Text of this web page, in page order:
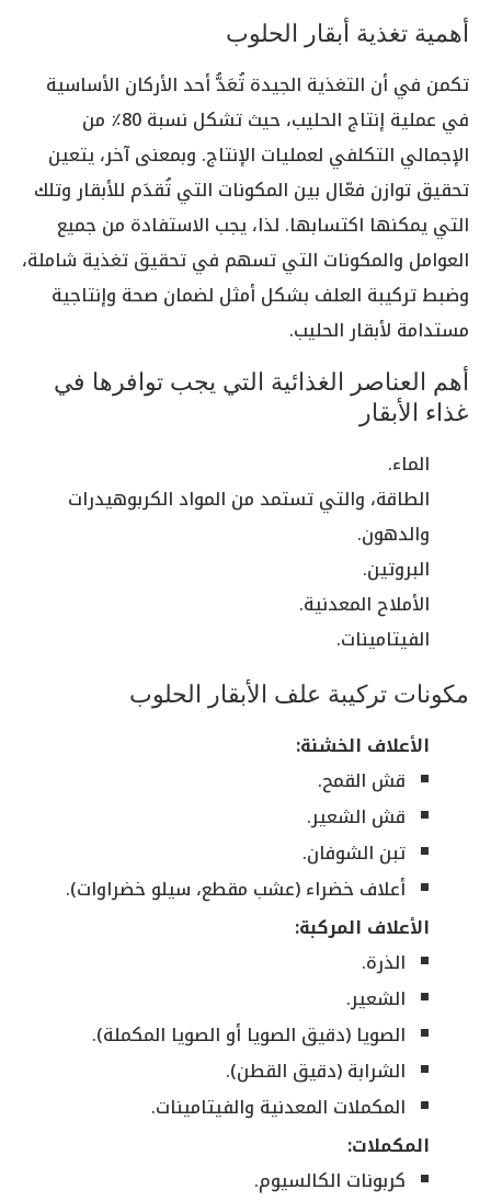
أهمية تغذية أبقار الحلوب
تكمن في أن التغذية الجيدة تُعَدُّ أحد الأركان الأساسية
في عملية إنتاج الحليب، حيث تشكل نسبة 80٪ من
الإجمالي التكلفي لعمليات الإنتاج. وبمعنى آخر، يتعين
تحقيق توازن فعّال بين المكونات التي تُقدَم للأبقار وتلك
التي يمكنها اكتسابها. لذا، يجب الاستفادة من جميع
العوامل والمكونات التي تسهم في تحقيق تغذية شاملة،
وضبط تركيبة العلف بشكل أمثل لضمان صحة وإنتاجية
مستدامة لأبقار الحليب.
أهم العناصر الغذائية التي يجب توافرها في
غذاء الأبقار
الماء.
الطاقة، والتي تستمد من المواد الكربوهيدرات
والدهون.
البروتين.
الأملاح المعدنية.
الفيتامينات.
مكونات تركيبة علف الأبقار الحلوب
الأعلاف الخشنة:
قش القمح.
قش الشعير.
تبن الشوفان.
أعلاف خضراء (عشب مقطع، سيلو خضراوات).
الأعلاف المركبة:
الذرة.
الشعير.
الصويا (دقيق الصويا أو الصويا المكملة).
الشرابة (دقيق القطن).
المكملات المعدنية والفيتامينات.
المكملات:
كربونات الكالسيوم.